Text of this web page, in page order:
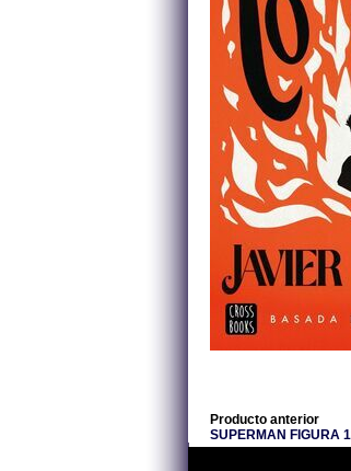
Producto anterior
SUPERMAN FIGURA